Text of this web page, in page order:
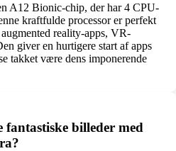
A12 Bionic-chip, der har 4 CPU-
kraftfulde processor er perfekt
reality-apps, VR-
giver en hurtigere start af apps
takket være dens imponerende
billeder med